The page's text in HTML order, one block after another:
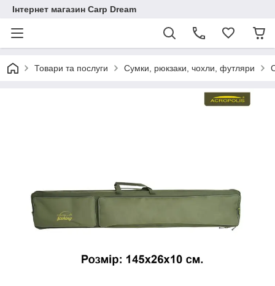
Інтернет магазин Carp Dream
Товари та послуги Сумки, рюкзаки, чохли, футляри